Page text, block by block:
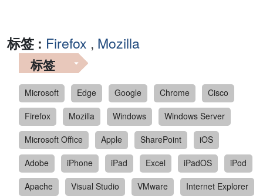
标签 : Firefox , Mozilla
标签
Microsoft Edge Google Chrome
Cisco
Firefox
Mozilla Windows
Windows Server
Microsoft Office
Apple SharePoint
iOS
Adobe
iPhone iPad Excel iPadOS
iPod
Apache
Visual Studio VMware
Internet Explorer